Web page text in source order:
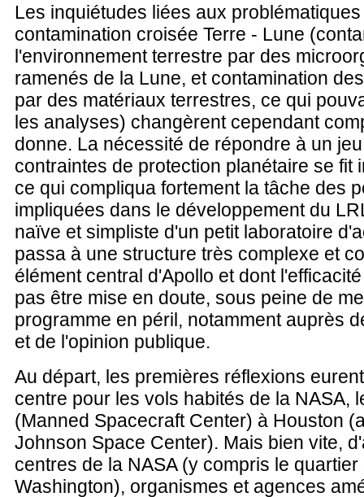
Les inquiétudes liées aux
contamination croisée Terre - Lune
l'environnement terrestre par des
ramenés de la Lune, et contamination
par des matériaux terrestres, ce qui
les analyses) changèrent cependant
donne. La nécessité de répondre à un
contraintes de protection planétaire se fit
ce qui compliqua fortement la tâche des
impliquées dans le développement du
naïve et simpliste d'un petit laboratoire
passa à une structure très complexe et
élément central d'Apollo et dont
pas être mise en doute, sous peine de
programme en péril, notamment auprès
et de l'opinion publique.
Au départ, les premières réflexions
centre pour les vols habités de la NASA,
(Manned Spacecraft Center) à Houston
Johnson Space Center). Mais bien vite,
centres de la NASA (y compris le
Washington), organismes et agences